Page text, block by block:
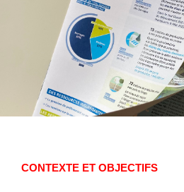
CONTEXTE ET OBJECTIFS